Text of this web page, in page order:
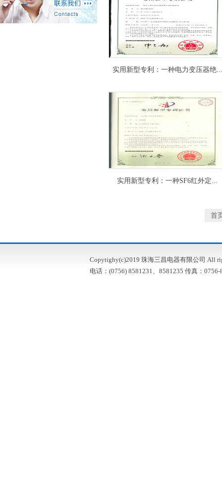
实用新型专利：一种电力变压器绝...
实用新型专利：一种SF6红外定...
首
Copytighy(c)2019 珠海三昌电器有限公司 All
电话：(0756) 8581231、8581235 传真：